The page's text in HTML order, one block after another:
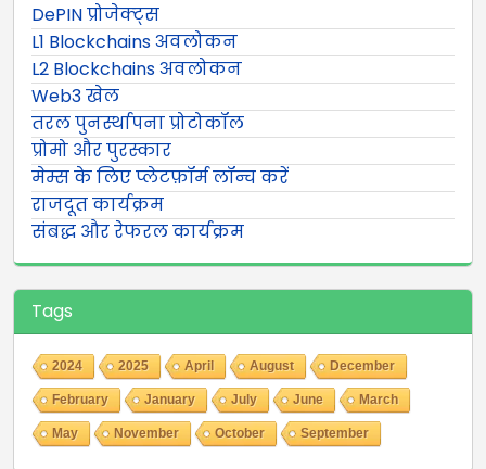
DePIN प्रोजेक्ट्स
L1 Blockchains अवलोकन
L2 Blockchains अवलोकन
Web3 खेल
तरल पुनर्स्थापना प्रोटोकॉल
प्रोमो और पुरस्कार
मेम्स के लिए प्लेटफ़ॉर्म लॉन्च करें
राजदूत कार्यक्रम
संबद्ध और रेफरल कार्यक्रम
Tags
2024 2025 April August December
February January July June March
May November October September